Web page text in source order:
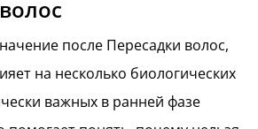
после Пересадки волос,
на несколько биологических
важных в ранней фазе